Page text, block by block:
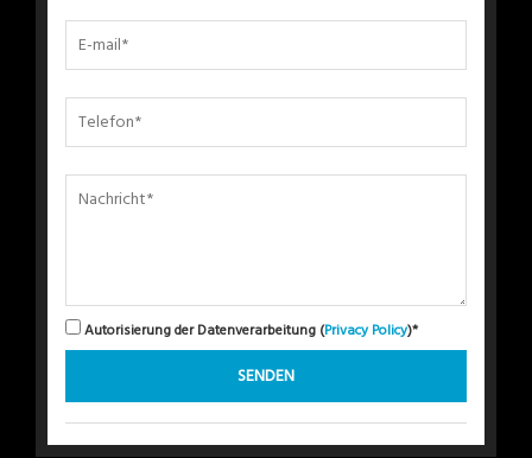
Autorisierung der Datenverarbeitung (Privacy Policy)*